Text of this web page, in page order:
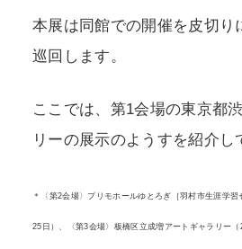
本展は同館での開催を皮切り
巡回します。
ここでは、第1会場の東京都
リーの展示のようすを紹介し
＊〈第2会場〉プリモホールゆとろぎ［羽村市生涯学
25日）、〈第3会場〉板橋区立成増アートギャラリー（